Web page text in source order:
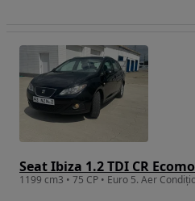
Seat Ibiza 1.2 TDI CR
1199 cm3 • 75 CP • Euro 5. Aer